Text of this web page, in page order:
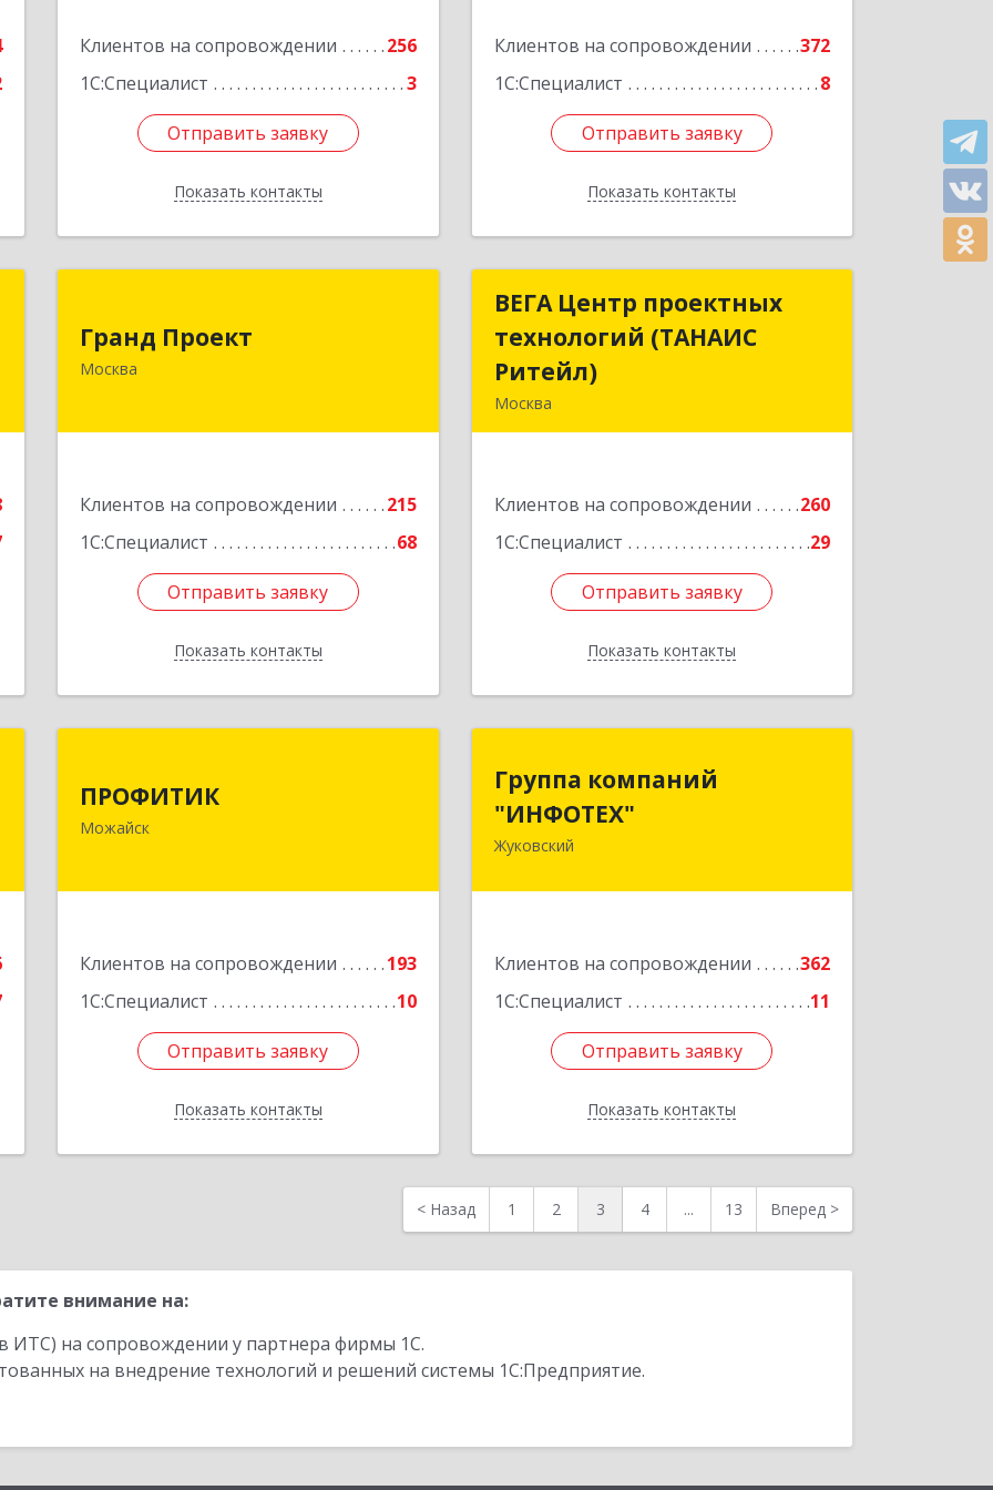
Клиентов на сопровождении
256
1С:Специалист
3
Отправить заявку
Показать контакты
Отправить заявку
Назад
Клиентов на сопровождении
372
1С:Специалист
8
Отправить заявку
Показать контакты
Отправить заявку
Назад
Гранд Проект
Москва
Клиентов на сопровождении
215
1С:Специалист
68
Отправить заявку
Показать контакты
111033, Москва г, Золоторожский Вал
Подробнее
Отправить заявку
Назад
ВЕГА Центр проектных
технологий (ТАНАИС
Ритейл)
Москва
Клиентов на сопровождении
260
1С:Специалист
29
Отправить заявку
Показать контакты
ВЕГА Центр проектных
технологий (ТАНАИС
Подробнее
Отправить заявку
Назад
ПРОФИТИК
Можайск
Клиентов на сопровождении
193
1С:Специалист
10
Отправить заявку
Показать контакты
р-н, Можайск г, Молодежная ул, дом
Отправить заявку
Назад
Группа компаний
"ИНФОТЕХ"
Жуковский
Клиентов на сопровождении
362
1С:Специалист
11
Отправить заявку
Показать контакты
Группа компаний
"ИНФОТЕХ"
140180, Московская обл, Жуковский г,
Отправить заявку
Назад
< Назад 1 2 3 4 ... 13 Вперед >
внимание на:
ИТС) на сопровождении у партнера фирмы 1С.
на внедрение технологий и решений системы 1С:Предприятие.